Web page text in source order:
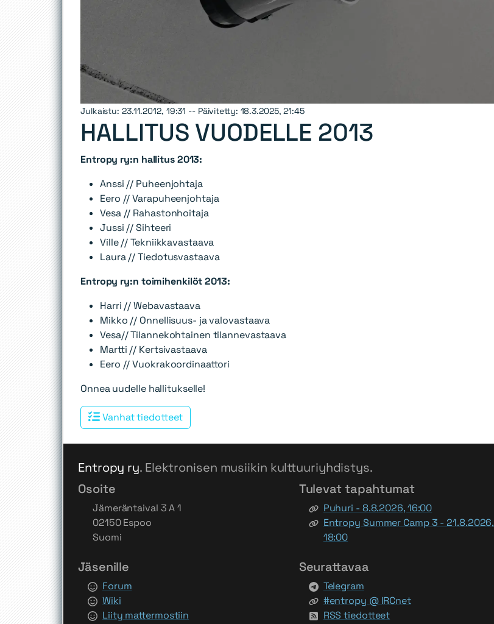
Julkaistu: 23.11.2012, 19:31 -- Päivitetty: 18.3.2025, 21:45
HALLITUS VUODELLE 2013
Entropy ry:n hallitus 2013:
Anssi // Puheenjohtaja
Eero // Varapuheenjohtaja
Vesa // Rahastonhoitaja
Jussi // Sihteeri
Ville // Tekniikkavastaava
Laura // Tiedotusvastaava
Entropy ry:n toimihenkilöt 2013:
Harri // Webavastaava
Mikko // Onnellisuus- ja valovastaava
Vesa// Tilannekohtainen tilannevastaava
Martti // Kertsivastaava
Eero // Vuokrakoordinaattori
Onnea uudelle hallitukselle!
Vanhat tiedotteet
Entropy ry. Elektronisen musiikin kulttuuriyhdistys.
Osoite
Jämeräntaival 3 A 1
02150 Espoo
Suomi
Tulevat tapahtumat
Puhuri - 8.8.2026, 16:00
Entropy Summer Camp 3 - 21.8.2026,
18:00
Jäsenille
Forum
Wiki
Liity mattermostiin
Seurattavaa
Telegram
#entropy @ IRCnet
RSS tiedotteet